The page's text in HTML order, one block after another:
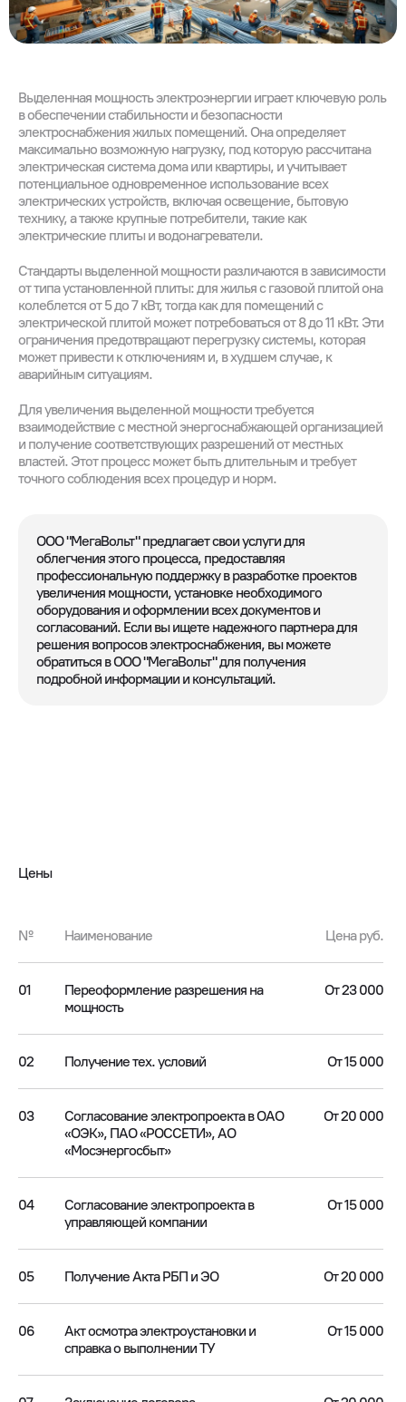
Выделенная мощность электроэнергии играет ключевую роль
в обеспечении стабильности и безопасности
электроснабжения жилых помещений. Она определяет
максимально возможную нагрузку, под которую рассчитана
электрическая система дома или квартиры, и учитывает
потенциальное одновременное использование всех
электрических устройств, включая освещение, бытовую
технику, а также крупные потребители, такие как
электрические плиты и водонагреватели.
Стандарты выделенной мощности различаются в зависимости
от типа установленной плиты: для жилья с газовой плитой она
колеблется от 5 до 7 кВт, тогда как для помещений с
электрической плитой может потребоваться от 8 до 11 кВт. Эти
ограничения предотвращают перегрузку системы, которая
может привести к отключениям и, в худшем случае, к
аварийным ситуациям.
Для увеличения выделенной мощности требуется
взаимодействие с местной энергоснабжающей организацией
и получение соответствующих разрешений от местных
властей. Этот процесс может быть длительным и требует
точного соблюдения всех процедур и норм.
ООО "МегаВольт" предлагает свои услуги для
облегчения этого процесса, предоставляя
профессиональную поддержку в разработке проектов
увеличения мощности, установке необходимого
оборудования и оформлении всех документов и
согласований. Если вы ищете надежного партнера для
решения вопросов электроснабжения, вы можете
обратиться в ООО "МегаВольт" для получения
подробной информации и консультаций.
Цены
№ Наименование Цена руб.
01
Переоформление разрешения на
мощность
От 23 000
02 Получение тех. условий От 15 000
03
Согласование электропроекта в ОАО
«ОЭК», ПАО «РОССЕТИ», АО
«Мосэнергосбыт»
От 20 000
04
Согласование электропроекта в
управляющей компании
От 15 000
05 Получение Акта РБП и ЭО От 20 000
06
Акт осмотра электроустановки и
справка о выполнении ТУ
От 15 000